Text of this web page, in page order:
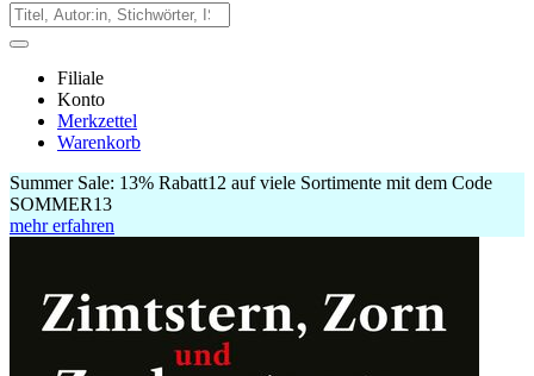
Filiale
Konto
Merkzettel
Warenkorb
Summer Sale: 13% Rabatt12 auf viele Sortimente mit dem Code
SOMMER13
mehr erfahren